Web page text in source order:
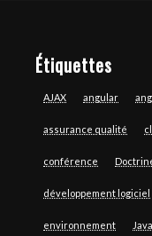
Étiquettes
AJAX angular
assurance qualité
conférence
développement logiciel
environnement